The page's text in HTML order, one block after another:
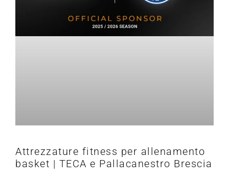
Attrezzature fitness per allenamento
basket | TECA e Pallacanestro Brescia